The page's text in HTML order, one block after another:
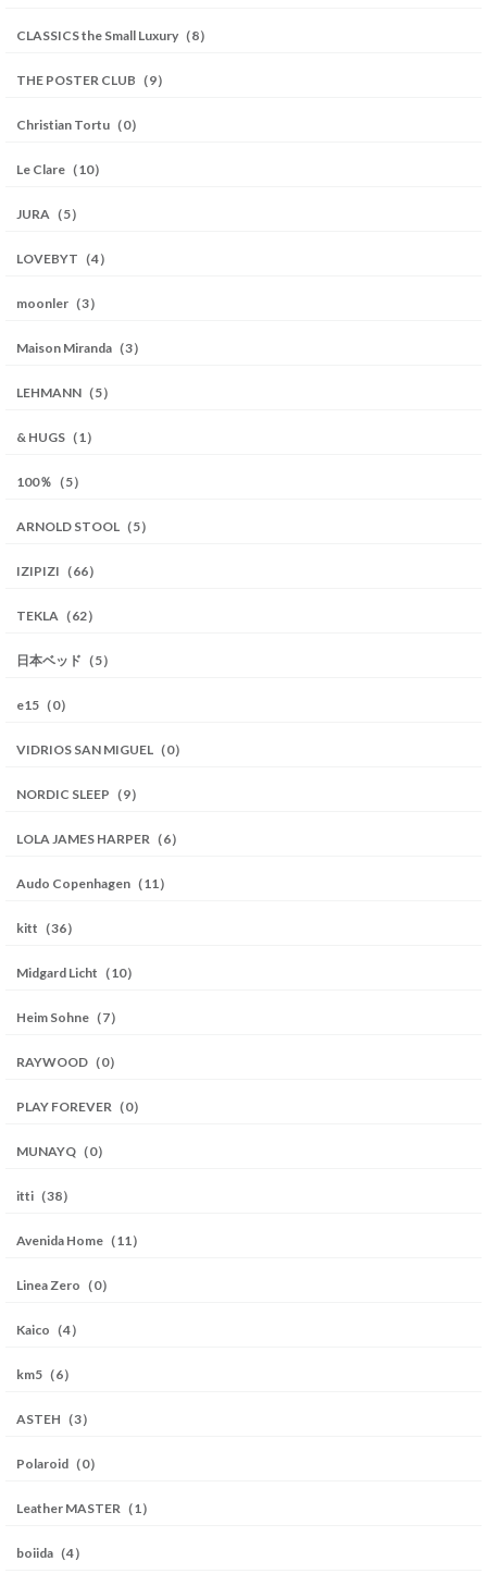
CLASSICS the Small Luxury（8）
THE POSTER CLUB（9）
Christian Tortu（0）
Le Clare（10）
JURA（5）
LOVEBYT（4）
moonler（3）
Maison Miranda（3）
LEHMANN（5）
& HUGS（1）
100％（5）
ARNOLD STOOL（5）
IZIPIZI（66）
TEKLA（62）
日本ベッド（5）
e15（0）
VIDRIOS SAN MIGUEL（0）
NORDIC SLEEP（9）
LOLA JAMES HARPER（6）
Audo Copenhagen（11）
kitt（36）
Midgard Licht（10）
Heim Sohne（7）
RAYWOOD（0）
PLAY FOREVER（0）
MUNAYQ（0）
itti（38）
Avenida Home（11）
Linea Zero（0）
Kaico（4）
km5（6）
ASTEH（3）
Polaroid（0）
Leather MASTER（1）
boiida（4）